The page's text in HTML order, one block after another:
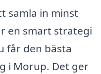
samla in minst
en smart strategi
får den bästa
i Morup. Det ger